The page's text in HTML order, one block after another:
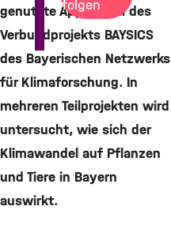
genutzte App ist Teil des
Verbundprojekts BAYSICS
des Bayerischen Netzwerks
für Klimaforschung. In
mehreren Teilprojekten wird
untersucht, wie sich der
Klimawandel auf Pflanzen
und Tiere in Bayern
auswirkt.
folgen